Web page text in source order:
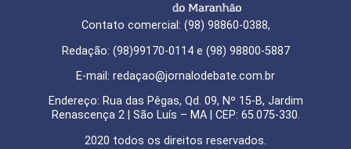
Contato comercial: (98) 98860-0388,
Redação: (98)99170-0114 e (98) 98800-5887
E-mail: redaçao@jornalodebate.com.br
Endereço: Rua das Pêgas, Qd. 09, Nº 15-B, Jardim
Renascença 2 | São Luís – MA | CEP: 65.075-330.
2020 todos os direitos reservados.